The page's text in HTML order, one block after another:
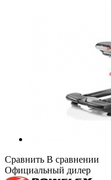
Сравнить В сравнении
Официальный дилер